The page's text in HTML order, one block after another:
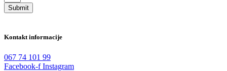
Submit
Kontakt informacije
067 74 101 99
Facebook-f Instagram